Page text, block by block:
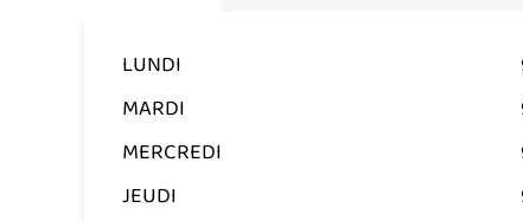
LUNDI
MARDI
MERCREDI
JEUDI